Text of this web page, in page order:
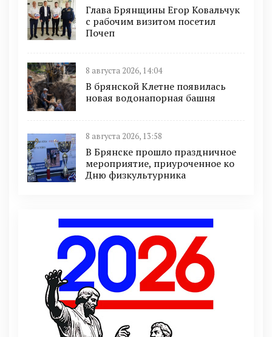
Глава Брянщины Егор Ковальчук
с рабочим визитом посетил
Почеп
8 августа 2026, 14:04
В брянской Клетне появилась
новая водонапорная башня
8 августа 2026, 13:58
В Брянске прошло праздничное
мероприятие, приуроченное ко
Дню физкультурника